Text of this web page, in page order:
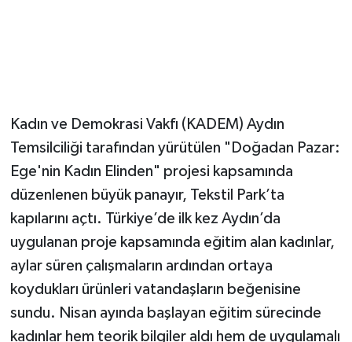
Kadın ve Demokrasi Vakfı (KADEM) Aydın
Temsilciliği tarafından yürütülen "Doğadan Pazar:
Ege'nin Kadın Elinden" projesi kapsamında
düzenlenen büyük panayır, Tekstil Park’ta
kapılarını açtı. Türkiye’de ilk kez Aydın’da
uygulanan proje kapsamında eğitim alan kadınlar,
aylar süren çalışmaların ardından ortaya
koydukları ürünleri vatandaşların beğenisine
sundu. Nisan ayında başlayan eğitim sürecinde
kadınlar hem teorik bilgiler aldı hem de uygulamalı